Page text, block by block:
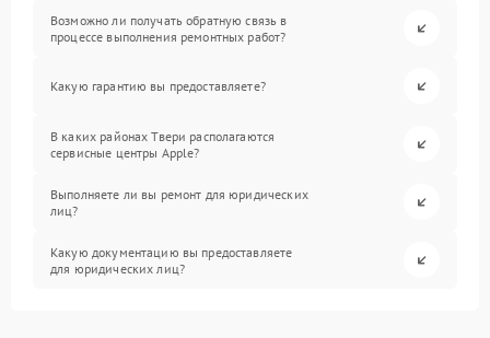
Возможно ли получать обратную связь в
процессе выполнения ремонтных работ?
Какую гарантию вы предоставляете?
В каких районах Твери располагаются
сервисные центры Apple?
Выполняете ли вы ремонт для юридических
лиц?
Какую документацию вы предоставляете
для юридических лиц?